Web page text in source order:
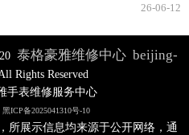
26-06-12
泰格豪雅维修中心 beijing-
Rights Reserved
手表维修服务中心
ICP备2025041310号-10
所展示信息均来源于公开网络，通